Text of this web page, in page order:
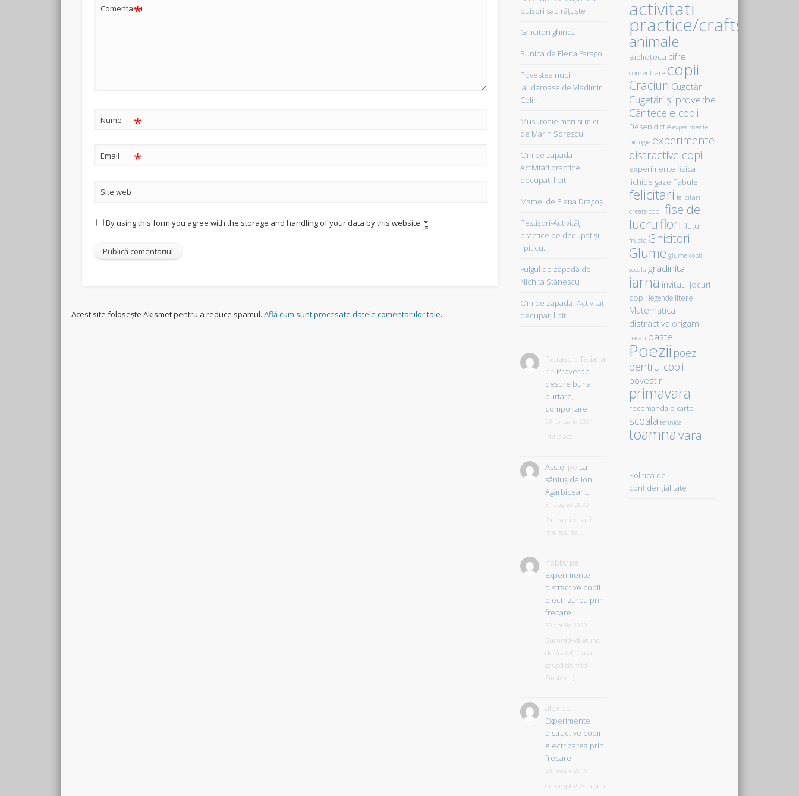
Comentariu
*
Nume *
Email *
Site web
By using this form you agree with the storage and handling of your data by this website.*
Acest site folosește Akismet pentru a reduce spamul.Află cum sunt procesate datele comentariilor tale.
puișori sau rățuște
Ghicitori ghindă
Bunica de Elena Farago
Povestea nucii
laudaroase de Vladimir
Colin
Musuroaie mari si mici
de Marin Sorescu
Om de zapada –
Activitati practice
decupat, lipit
Mamei de Elena Dragoş
Peştişori-Activităţi
practice de decupat şi
lipit cu…
Fulgul de zăpadă de
Nichita Stănescu
Om de zăpadă- Activităţi
decupat, lipit
Patrașcio Tatiana
pe Proverbe
despre buna
purtare,
comportare
28 ianuarie 2021
îmi place
Asstel pe La
săniuş de Ion
Agârbiceanu
31 august 2020
Pai...voiam sa fie
mai scurta. .
hobbype
Experimente
distractive copii
electrizarea prin
frecare
30 aprilie 2020
Bucurați-vă atunci
dacă aveți o așa
grupă de mici
Einstein :)...
alexpe
Experimente
distractive copii
electrizarea prin
frecare
28 martie 2019
Ce simplu! Asta știu
activitati
practice/crafts
animale
Biblioteca cifre
concentrare copii
Craciun Cugetări
Cugetări şi proverbe
Cântecele copii
Desen dictie experimente
biologie experimente
distractive copii
experimente fizica
lichide gaze Fabule
felicitari felicitari
create copii fise de
lucruflori fluturi
fructe Ghicitori
Glume glume copii
scoala gradinita
iarna invitatii Jocuri
copii legende litere
Matematica
distractiva origami
pasari paste
Poezii poezii
pentru copii
povestiri
primavara
recomanda o carte
scoala tehnica
toamnavara
Politica de
confidențialitate